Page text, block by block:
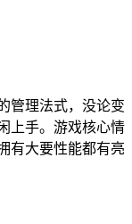
管理法式，没论变
上手。游戏核心情
有大要性能都有亮